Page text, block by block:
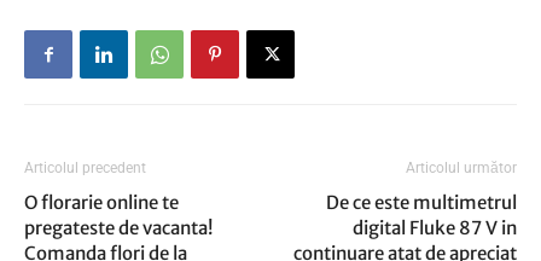
Articolul precedent
O florarie online te
pregateste de vacanta!
Comanda flori de la
Articolul următor
De ce este multimetrul
digital Fluke 87 V in
continuare atat de apreciat